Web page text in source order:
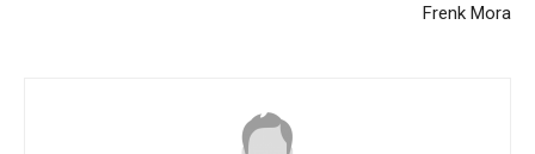
Frenk Mora